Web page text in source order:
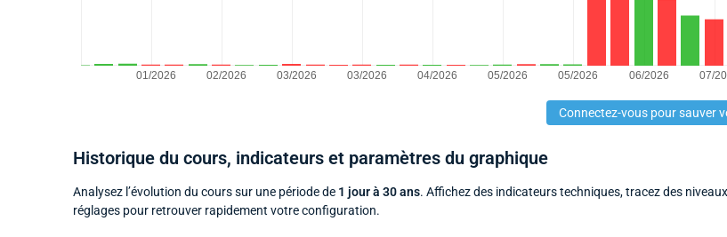
Connectez-vous pour sauver
Historique du cours, indicateurs et paramètres du graphique
Analysez l’évolution du cours sur une période de 1 jour à 30 ans. Affichez des indicateurs techniques, tracez des
réglages pour retrouver rapidement votre configuration.